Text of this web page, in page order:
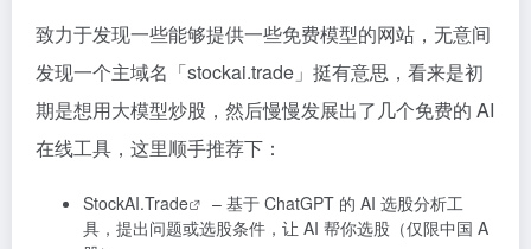
致力于发现一些能够提供一些免费模型的网站，无意间
发现一个主域名「stockai.trade」挺有意思，看来是初
期是想用大模型炒股，然后慢慢发展出了几个免费的 AI
在线工具，这里顺手推荐下：
StockAI.Trade
– 基于 ChatGPT 的 AI 选股分析工
具，提出问题或选股条件，让 AI 帮你选股（仅限中国 A